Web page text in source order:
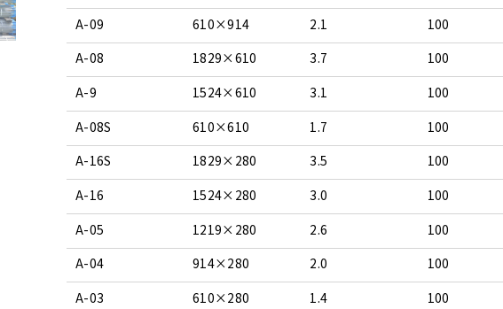
A-09
610×914 2.1 100
A-08
1829×610 3.7 100
A-9
1524×610 3.1 100
A-08S
610×610 1.7 100
A-16S
1829×280 3.5 100
A-16
1524×280 3.0 100
A-05
1219×280 2.6 100
A-04
914×280 2.0 100
A-03
610×280 1.4 100